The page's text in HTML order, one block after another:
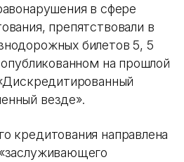
в сфере
препятствовали в
билетов 5, 5
на прошлой
везде».
кредитования направлена